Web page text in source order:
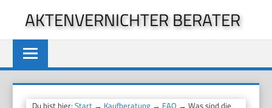
springen
AKTENVERNICHTER BERATER
Du bist hier:Start → Kaufberatung → FAQ → Was sind die